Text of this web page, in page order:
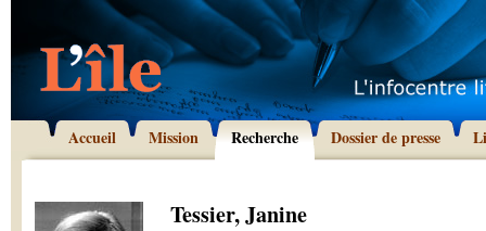
Accueil Mission Recherche Dossier de presse
Tessier, Janine